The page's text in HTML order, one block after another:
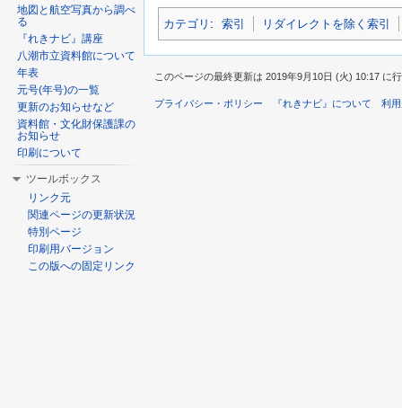
カテゴリ : 索引 リダイレクトを除く索引
地図と航空写真から調べ
る
『れきナビ』講座
八潮市立資料館について
年表
元号(年号)の一覧
更新のお知らせなど
資料館・文化財保護課の
お知らせ
印刷について
ツールボックス
リンク元
関連ページの更新状況
特別ページ
印刷用バージョン
この版への固定リンク
このページの最終更新は 2019年9月10日 (火) 10:17 に
プライバシー・ポリシー 『れきナビ』について 利